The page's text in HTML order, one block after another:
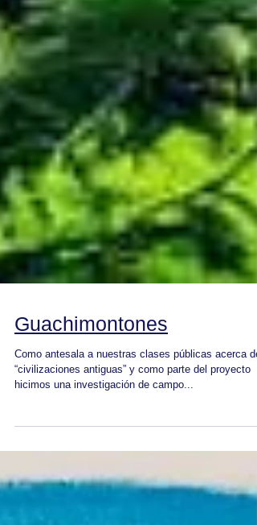
Guachimontones
Como antesala a nuestras clases públicas acerca de
hicimos una investigación de campo...